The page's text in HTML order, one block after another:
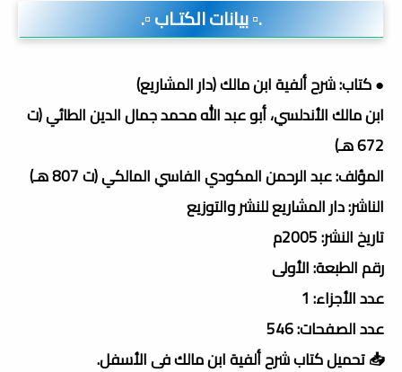
.▫️ بيانات الكتـاب ▫️.
● كتاب: شرح ألفية ابن مالك (دار المشاريع)
ابن مالك الأندلسي، أبو عبد الله محمد جمال الدين الطائي (ت
672 هـ)
المؤلف: عبد الرحمن المكودي الفاسي المالكي (ت 807 هـ)
الناشر: دار المشاريع للنشر والتوزيع
تاريخ النشر: 2005م
رقم الطبعة: الأولى
عدد الأجزاء: 1
عدد الصفحات: 546
📥 تحميل كتاب شرح ألفية ابن مالك فى الأسفل.